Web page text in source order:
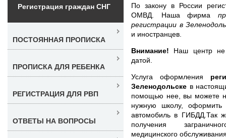
По закону в России
ОМВД. Наша фирма
регистрации в
и иностранцев.
Внимание! Наш центр не
датой.
Услуга оформления
Зеленодольске в
помощью нее, вы можете
нужную школу, оформить
автомобиль в ГИБДД.Так
получения
медицинского
Регистрация граждан СНГ
ПОСТОЯННАЯ ПРОПИСКА
ПРОПИСКА ДЛЯ РЕБЕНКА
РЕГИСТРАЦИЯ ДЛЯ РВП
ОТВЕТЫ НА ВОПРОСЫ